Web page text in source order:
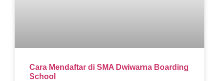
Cara Mendaftar di SMA Dwiwarna Boarding
School